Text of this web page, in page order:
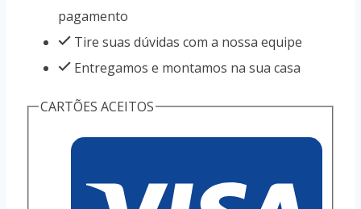
pagamento
Tire suas dúvidas com a nossa equipe
Entregamos e montamos na sua casa
CARTÕES ACEITOS